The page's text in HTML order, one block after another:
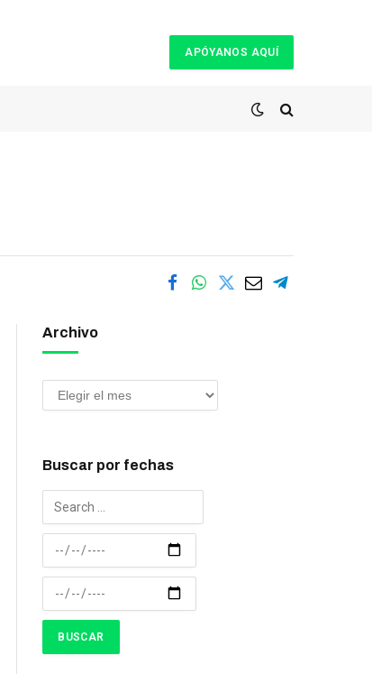
APÓYANOS AQUÍ
Archivo
Buscar por fechas